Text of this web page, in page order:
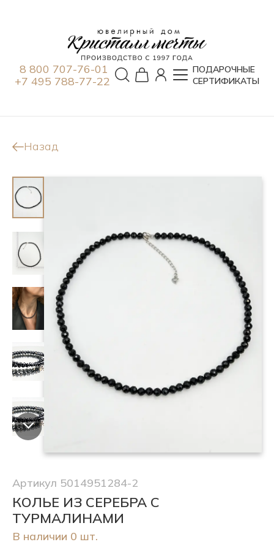
8 800 707-76-01
+7 495 788-77-22
ПОДАРОЧНЫЕ
СЕРТИФИКАТЫ
Назад
Артикул 5014951284-2
КОЛЬЕ ИЗ СЕРЕБРА С
ТУРМАЛИНАМИ
В наличии 0 шт.